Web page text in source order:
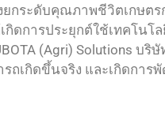
กระดับคุณภาพชีวิตเกษต
การประยุกต์ใช้เทคโนโ
(Agri) Solutions บ
ถเกิดขึ้นจริง และเกิดกา